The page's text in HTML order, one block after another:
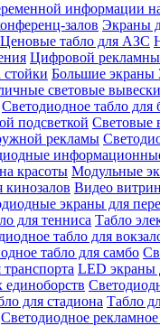
информации
залов Экраны
Ценовые табло для АЗС
Цифровой
Большие экраны
световые вывески
Светодиодное табло для
подсветкой Световые
рекламы
красоты Модульные
Видео
экраны для
для тенниса Табло
табло для
табло для самбо
LED экраны
единоборств
для стадиона Табло
Светодиодное рекламное